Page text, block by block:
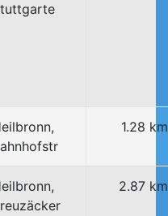
1.28 km
2.87 km